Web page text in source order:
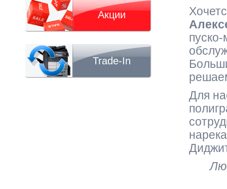
Для
Акции
Trade-In